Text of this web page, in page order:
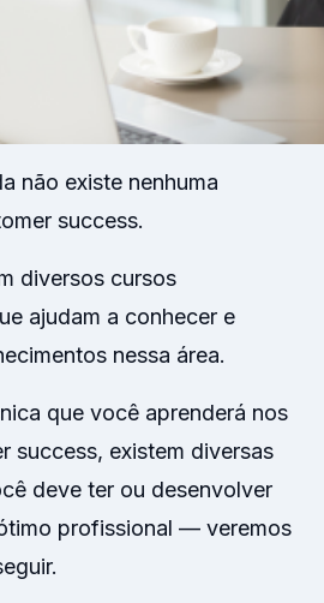
não existe nenhuma
success.
diversos cursos
ajudam a conhecer e
nessa área.
que você aprenderá nos
success, existem diversas
deve ter ou desenvolver
profissional — veremos